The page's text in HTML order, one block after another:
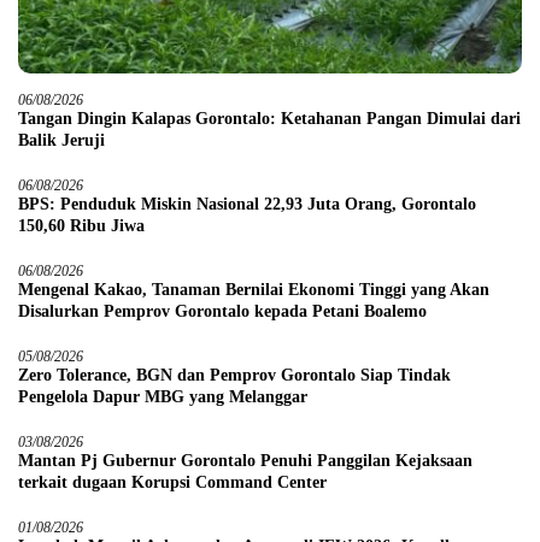
06/08/2026
Tangan Dingin Kalapas Gorontalo: Ketahanan Pangan Dimulai dari
Balik Jeruji
06/08/2026
BPS: Penduduk Miskin Nasional 22,93 Juta Orang, Gorontalo
150,60 Ribu Jiwa
06/08/2026
Mengenal Kakao, Tanaman Bernilai Ekonomi Tinggi yang Akan
Disalurkan Pemprov Gorontalo kepada Petani Boalemo
05/08/2026
Zero Tolerance, BGN dan Pemprov Gorontalo Siap Tindak
Pengelola Dapur MBG yang Melanggar
03/08/2026
Mantan Pj Gubernur Gorontalo Penuhi Panggilan Kejaksaan
terkait dugaan Korupsi Command Center
01/08/2026